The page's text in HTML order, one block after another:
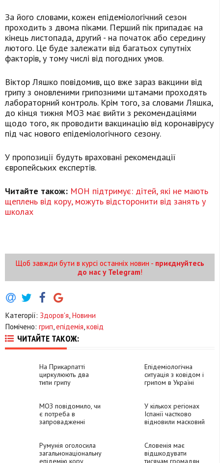
За його словами, кожен епідеміологічний сезон
проходить з двома піками. Перший пік припадає на
кінець листопада, другий - на початок або середину
лютого. Це буде залежати від багатьох супутніх
факторів, у тому числі від погодних умов.
Віктор Ляшко повідомив, що вже зараз вакцини від
грипу з оновленими грипозними штамами проходять
лабораторний контроль. Крім того, за словами Ляшка,
до кінця тижня МОЗ має вийти з рекомендаціями
щодо того, як проводити вакцинацію від коронавірусу
під час нового епідеміологічного сезону.
У пропозиції будуть враховані рекомендації
європейських експертів.
Читайте також: МОН підтримує: дітей, які не мають
щеплень від кору, можуть відсторонити від занять у
школах
Щоб завжди бути в курсі останніх новин - приєднуйтесь
до нас у Telegram!
Категорії: Здоров'я Новини
Помічено: грип епідемія ковід
ЧИТАЙТЕ ТАКОЖ:
На Прикарпатті
циркулюють два
типи грипу
Епідеміологічна
ситуація з ковідом і
грипом в Україні
МОЗ повідомило, чи
є потреба в
запровадженні
У кількох регіонах
Іспанії частково
відновили масковий
Румунія оголосила
загальнонаціональну
епідемію кору
Словенія має
відшкодувати
тисячам громадян